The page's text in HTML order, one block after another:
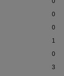
0
0
1
0
3